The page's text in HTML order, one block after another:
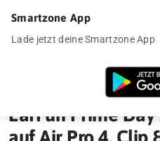
»Kopfhörer
EarFun Prime
Smartzone App
Lade jetzt deine Smartzone App